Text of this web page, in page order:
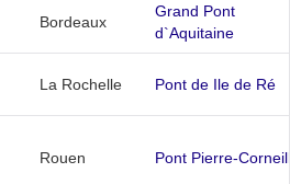
Bordeaux
Grand Pont
d`Aquitaine
La Rochelle Pont de Ile de Ré
Rouen Pont Pierre-